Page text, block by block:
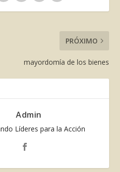
PRÓXIMO
mayordomía de los bienes
Admin
Líderes para la Acción